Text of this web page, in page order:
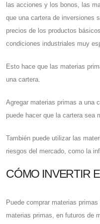
las acciones y los bonos, las
que una cartera de inversiones
precios de los productos
condiciones industriales muy
Esto hace que las materias
una cartera.
Agregar materias primas a una
puede hacer que la cartera sea
También puede utilizar las
riesgos del mercado, como la
CÓMO INVERTIR
Puede comprar materias
materias primas, en futuros de